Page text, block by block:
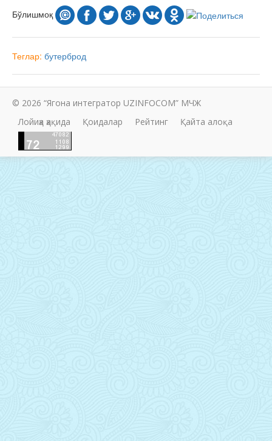
Бўлишмоқ
Теглар: бутерброд
© 2026 “Ягона интегратор UZINFOCOM” МЧЖ
Лойиҳа ҳақида
Қоидалар Рейтинг Қайта алоқа